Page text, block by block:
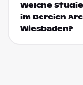
Welche
im Bereich
Wiesbaden?